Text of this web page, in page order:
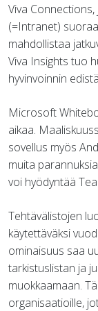
Viva
(=Intranet)
mahdollistaa
Viva Insights tuo
hyvinvoinnin
Microsoft
aikaa.
sovellus myös
muita
voi hyödyntää
Tehtävälistojen
käytettäväksi
ominaisuus saa
tarkistuslistan ja
muokkaamaan.
organisaatioille,